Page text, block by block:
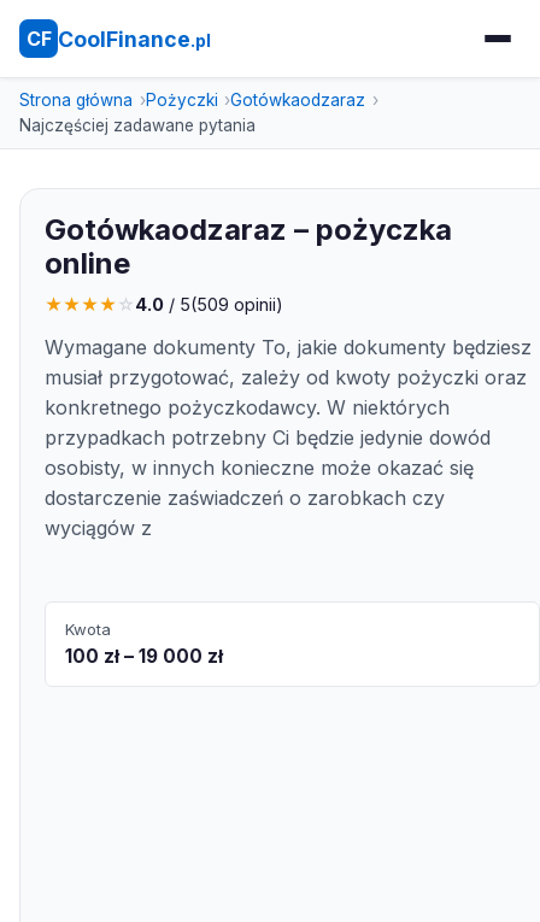
CF CoolFinance.pl
Strona główna Pożyczki
Gotówkaodzaraz
Najczęściej zadawane pytania
Gotówkaodzaraz – pożyczka
online
★★★★☆4.0 / 5(509 opinii)
Wymagane dokumenty To, jakie dokumenty będziesz
musiał przygotować, zależy od kwoty pożyczki oraz
konkretnego pożyczkodawcy. W niektórych
przypadkach potrzebny Ci będzie jedynie dowód
osobisty, w innych konieczne może okazać się
dostarczenie zaświadczeń o zarobkach czy
wyciągów z
Kwota
100 zł – 19 000 zł